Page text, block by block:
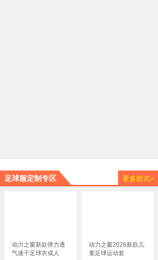
动力之窗新款弹力透
气速干足球衣成人
动力之窗2026新款儿
童足球运动套
更多款式>
足球服定制专区